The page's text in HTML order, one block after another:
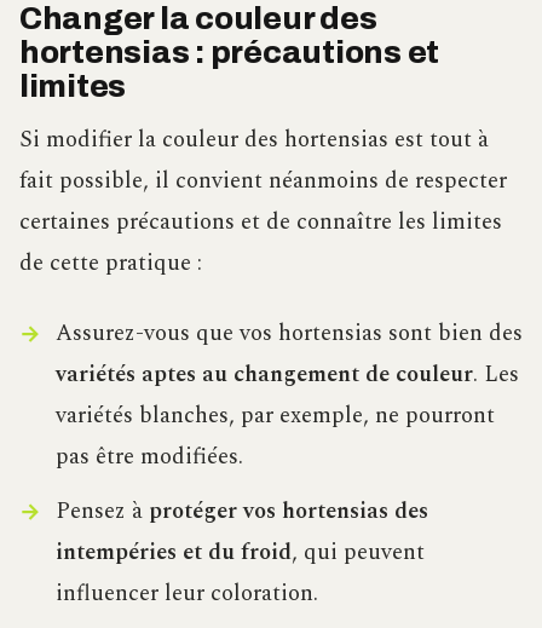
Changer la couleur des
hortensias : précautions et
limites
Si modifier la couleur des hortensias est tout à
fait possible, il convient néanmoins de respecter
certaines précautions et de connaître les limites
de cette pratique :
Assurez-vous que vos hortensias sont bien des
variétés aptes au changement de couleur. Les
variétés blanches, par exemple, ne pourront
pas être modifiées.
Pensez à protéger vos hortensias des
intempéries et du froid, qui peuvent
influencer leur coloration.